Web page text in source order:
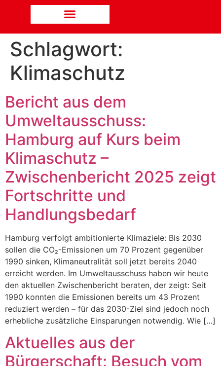
Schlagwort:
Klimaschutz
Bericht aus dem
Umweltausschuss:
Hamburg auf Kurs beim
Klimaschutz –
Zwischenbericht 2025 zeigt
Fortschritte und
Handlungsbedarf
Hamburg verfolgt ambitionierte Klimaziele: Bis 2030
sollen die CO₂-Emissionen um 70 Prozent gegenüber
1990 sinken, Klimaneutralität soll jetzt bereits 2040
erreicht werden. Im Umweltausschuss haben wir heute
den aktuellen Zwischenbericht beraten, der zeigt: Seit
1990 konnten die Emissionen bereits um 43 Prozent
reduziert werden – für das 2030-Ziel sind jedoch noch
erhebliche zusätzliche Einsparungen notwendig. Wie […]
Aktuelles aus der
Bürgerschaft: Besuch vom